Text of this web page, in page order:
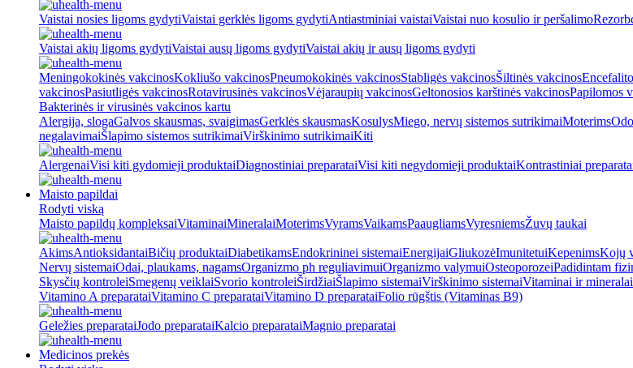
Vaistai nosies ligoms gydytiVaistai gerklės ligoms gydytiAntiastminiai vaistaiVaistai nuo kosulio ir peršalimo
Vaistai akių ligoms gydytiVaistai ausų ligoms gydytiVaistai akių ir ausų ligoms gydyti
Meningokokinės vakcinosKokliušo vakcinosPneumokokinės vakcinosStabligės vakcinosŠiltinės vakcinos
vakcinosPasiutligės vakcinosRotavirusinės vakcinosVėjaraupių vakcinosGeltonosios karštinės vakcinosPapilomos
Bakterinės ir virusinės vakcinos kartu
Alergija, slogaGalvos skausmas, svaigimasGerklės skausmasKosulysMiego, nervų sistemos sutrikimaiMoterims
negalavimaiŠlapimo sistemos sutrikimaiVirškinimo sutrikimaiKiti
AlergenaiVisi kiti gydomieji produktaiDiagnostiniai preparataiVisi kiti negydomieji produktaiKontrastiniai
Maisto papildai
Rodyti viską
Maisto papildų kompleksaiVitaminaiMineralaiMoterimsVyramsVaikamsPaaugliamsVyresniemsŽuvų taukai
AkimsAntioksidantaiBičių produktaiDiabetikamsEndokrininei sistemaiEnergijaiGliukozėImunitetuiKepenimsKojų
Nervų sistemaiOdai, plaukams, nagamsOrganizmo ph reguliavimuiOrganizmo valymuiOsteoporozeiPadidintam
Skysčių kontroleiSmegenų veiklaiSvorio kontroleiŠirdžiaiŠlapimo sistemaiVirškinimo sistemaiVitaminai ir mineralai
Vitamino A preparataiVitamino C preparataiVitamino D preparataiFolio rūgštis (Vitaminas B9)
Geležies preparataiJodo preparataiKalcio preparataiMagnio preparatai
Medicinos prekės